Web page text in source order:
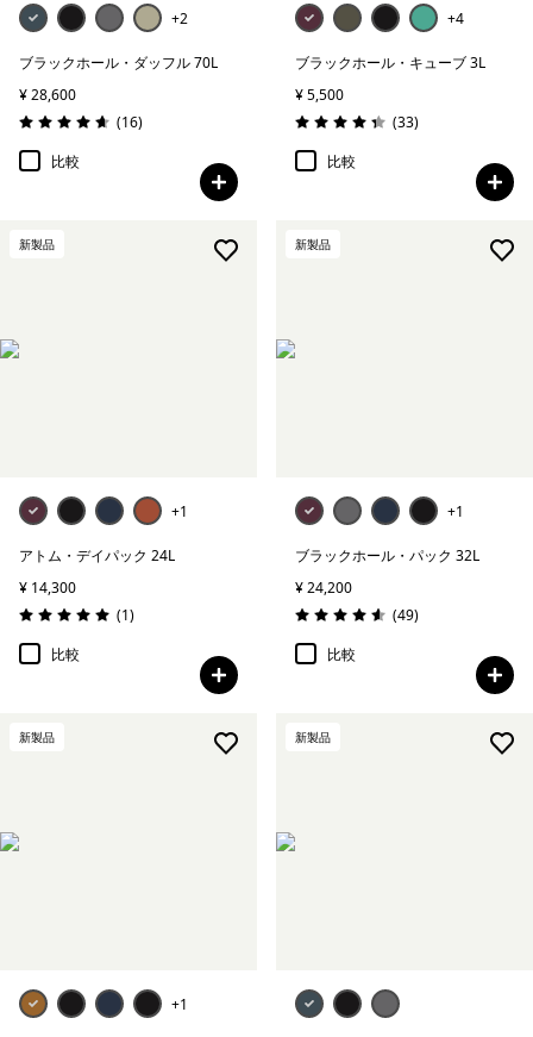
+2
ブラックホール・ダッフル 70L
¥ 28,600
評価: 4.7 / 5
(16レビュー
)
比較
+4
ブラックホール・キューブ 3L
¥ 5,500
評価: 4.4 / 5
(33レビュー
)
比較
新製品
+1
アトム・デイパック 24L
¥ 14,300
評価: 5.0 / 5
(1レビュー
)
比較
新製品
+1
ブラックホール・パック 32L
¥ 24,200
評価: 4.6 / 5
(49レビュー
)
比較
新製品
+1
新製品